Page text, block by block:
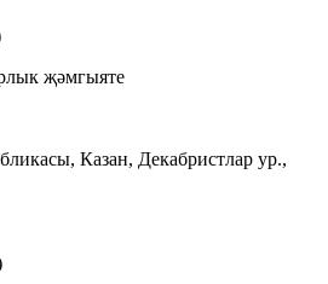
җәмгыяте
Казан, Декабристлар ур.,